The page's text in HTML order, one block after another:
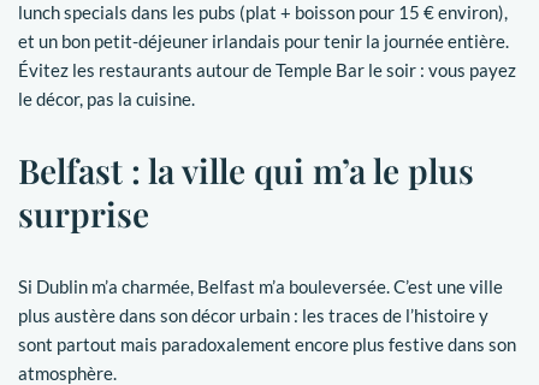
lunch specials dans les pubs (plat + boisson pour 15 € environ),
et un bon petit-déjeuner irlandais pour tenir la journée entière.
Évitez les restaurants autour de Temple Bar le soir : vous payez
le décor, pas la cuisine.
Belfast : la ville qui m’a le plus
surprise
Si Dublin m’a charmée, Belfast m’a bouleversée. C’est une ville
plus austère dans son décor urbain : les traces de l’histoire y
sont partout mais paradoxalement encore plus festive dans son
atmosphère.